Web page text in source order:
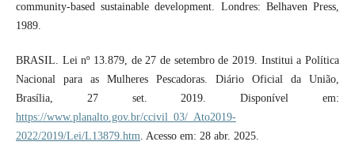
community-based sustainable development. Londres: Belhaven Press,
1989.
BRASIL. Lei nº 13.879, de 27 de setembro de 2019. Institui a Política
Nacional para as Mulheres Pescadoras. Diário Oficial da União,
Brasília, 27 set. 2019. Disponível em:
https://www.planalto.gov.br/ccivil_03/_Ato2019-
2022/2019/Lei/L13879.htm. Acesso em: 28 abr. 2025.